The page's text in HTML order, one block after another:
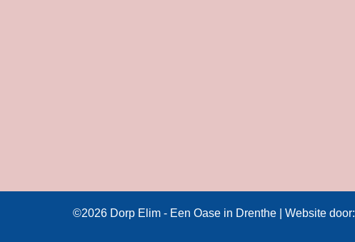
©2026 Dorp Elim - Een Oase in Drenthe | Website door: